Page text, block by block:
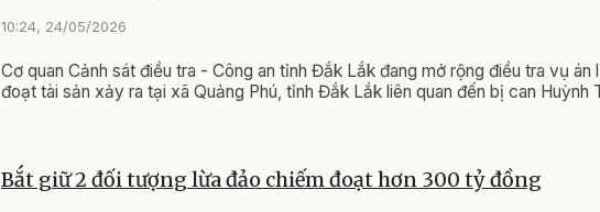
10:24, 24/05/2026
Cơ quan Cảnh sát điều tra - Công an tỉnh Đắk Lắk đang mở rộng điều tra vụ án
đoạt tài sản xảy ra tại xã Quảng Phú, tỉnh Đắk Lắk liên quan đến bị can Huỳnh
Bắt giữ 2 đối tượng lừa đảo chiếm đoạt hơn 300 tỷ đồng